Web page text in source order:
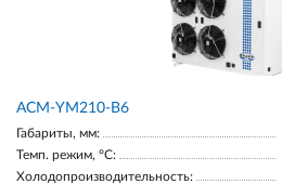
АСМ-YM210-В6
Габариты, мм:
Темп. режим, °С:
Холодопроизводительность: